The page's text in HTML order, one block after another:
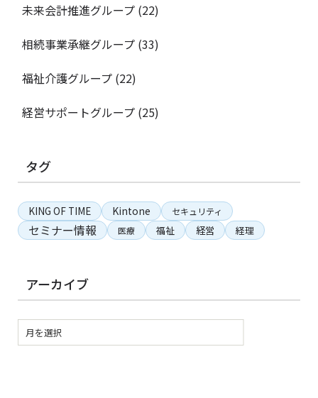
未来会計推進グループ (22)
相続事業承継グループ (33)
福祉介護グループ (22)
経営サポートグループ (25)
タグ
KING OF TIME Kintone セキュリティ
セミナー情報 医療 福祉 経営 経理
アーカイブ